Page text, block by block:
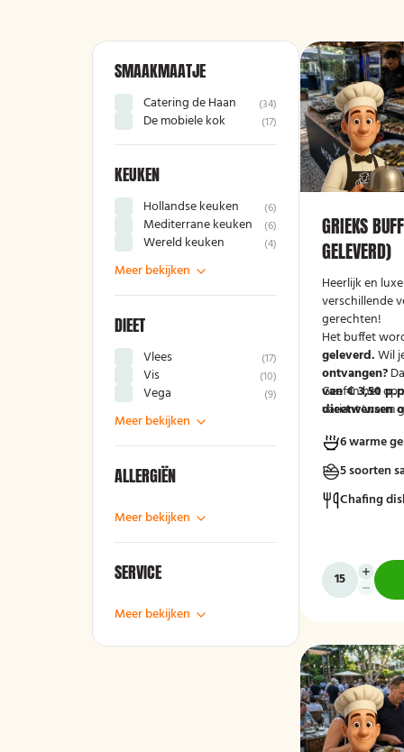
SMAAKMAATJE
Catering de Haan (34)
De mobiele kok (17)
KEUKEN
Hollandse keuken (6)
Mediterrane keuken (6)
Wereld keuken (4)
Meer bekijken
DIEET
Vlees (17)
Vis (10)
Vega (9)
Meer bekijken
ALLERGIËN
Meer bekijken
SERVICE
Meer bekijken
GRIEKS
GELEVERD)
Heerlijk en
verschillende
gerechten!
Het buffet
geleverd.Wil
ontvangen?
van € 3,50
variant 'warm
Geef in het
dieetwensen
mee kunnen
6 warme
5 soorten
Chafing